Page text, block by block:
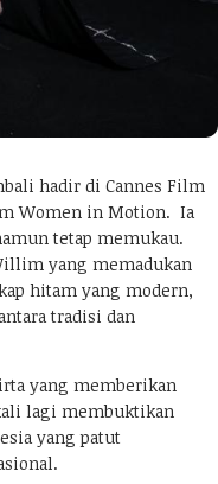
hadir di Cannes Film
Women in Motion. Ia
tetap memukau.
yang memadukan
hitam yang modern,
tradisi dan
yang memberikan
lagi membuktikan
yang patut